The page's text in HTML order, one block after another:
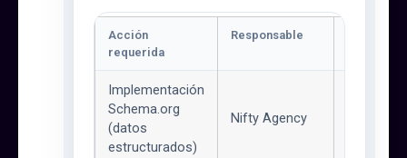
Acción
requerida
Responsable
Implementación
Schema.org
(datos
estructurados)
Nifty Agency